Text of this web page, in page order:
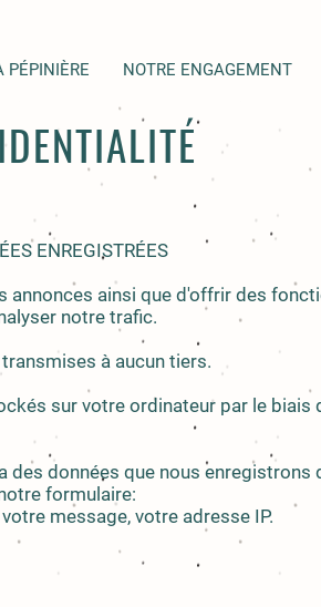
ENREGISTRÉES
annonces ainsi que d'offrir des
notre trafic.
à aucun tiers.
sur votre ordinateur par le biais
des données que nous enregistrons
formulaire:
message, votre adresse IP.
PÉPINIÈRE NOTRE ENGAGEMENT